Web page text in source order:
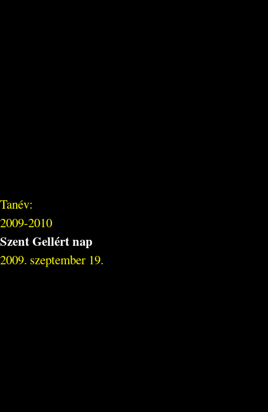
Tanév:
2009-2010
Szent Gellért nap
2009. szeptember 19.